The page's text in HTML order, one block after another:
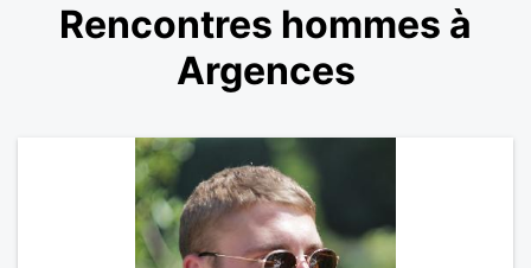
Rencontres hommes à
Argences